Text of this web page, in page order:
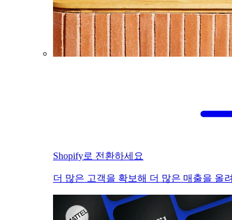
Shopify로 전환하세요
더 많은 고객을 확보해 더 많은 매출을 올